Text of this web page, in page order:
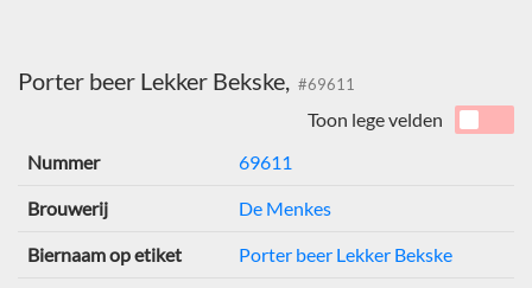
Porter beer Lekker Bekske, #69611
Toon lege velden
Nummer
69611
Brouwerij De Menkes
Biernaam op etiket Porter beer Lekker Bekske